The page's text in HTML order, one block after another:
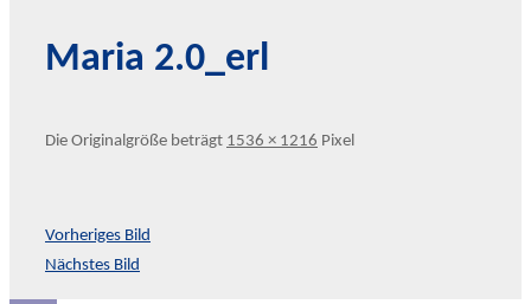
Maria 2.0_erl
Die Originalgröße beträgt 1536 × 1216 Pixel
Vorheriges Bild
Nächstes Bild